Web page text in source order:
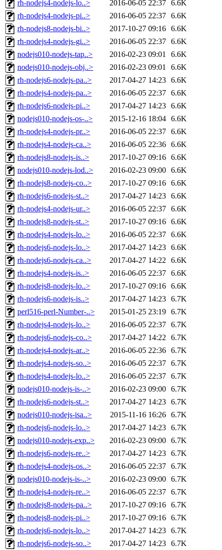
rh-nodejs4-nodejs-lo..> 2016-06-05 22:37 6.6K
rh-nodejs4-nodejs-pi..>
2016-06-05 22:37 6.6K
rh-nodejs8-nodejs-bi..>
2017-10-27 09:16 6.6K
rh-nodejs4-nodejs-gi..>
2016-06-05 22:37 6.6K
nodejs010-nodejs-tap..>
2016-02-23 09:01
6.6K
nodejs010-nodejs-obj..>
2016-02-23 09:01
6.6K
rh-nodejs6-nodejs-pa..>
2017-04-27 14:23 6.6K
rh-nodejs4-nodejs-pa..>
2016-06-05 22:37 6.6K
rh-nodejs6-nodejs-pi..>
2017-04-27 14:23 6.6K
nodejs010-nodejs-os-..>
2015-12-16 18:04 6.6K
rh-nodejs4-nodejs-pr..>
2016-06-05 22:37 6.6K
rh-nodejs4-nodejs-ca..>
2016-06-05 22:36 6.6K
rh-nodejs8-nodejs-is..>
2017-10-27 09:16 6.6K
nodejs010-nodejs-lod..>
2016-02-23 09:00 6.6K
rh-nodejs8-nodejs-co..>
2017-10-27 09:16 6.6K
rh-nodejs6-nodejs-st..>
2017-04-27 14:23 6.6K
rh-nodejs4-nodejs-ur..>
2016-06-05 22:37 6.6K
rh-nodejs8-nodejs-st..>
2017-10-27 09:16 6.6K
rh-nodejs4-nodejs-lo..>
2016-06-05 22:37 6.6K
rh-nodejs6-nodejs-lo..>
2017-04-27 14:23 6.6K
rh-nodejs6-nodejs-ca..>
2017-04-27 14:22 6.6K
rh-nodejs4-nodejs-is..>
2016-06-05 22:37 6.6K
rh-nodejs8-nodejs-lo..>
2017-10-27 09:16 6.6K
rh-nodejs6-nodejs-is..>
2017-04-27 14:23 6.7K
perl516-perl-Number-..>
2015-01-25 23:19 6.7K
rh-nodejs4-nodejs-lo..>
2016-06-05 22:37 6.7K
rh-nodejs6-nodejs-co..>
2017-04-27 14:22 6.7K
rh-nodejs4-nodejs-ar..>
2016-06-05 22:36 6.7K
rh-nodejs4-nodejs-so..>
2016-06-05 22:37 6.7K
rh-nodejs4-nodejs-lo..>
2016-06-05 22:37 6.7K
nodejs010-nodejs-is-..>
2016-02-23 09:00 6.7K
rh-nodejs6-nodejs-st..>
2017-04-27 14:23 6.7K
nodejs010-nodejs-isa..>
2015-11-16 16:26 6.7K
rh-nodejs6-nodejs-lo..>
2017-04-27 14:23 6.7K
nodejs010-nodejs-exp..>
2016-02-23 09:00 6.7K
rh-nodejs6-nodejs-re..>
2017-04-27 14:23 6.7K
rh-nodejs4-nodejs-os..>
2016-06-05 22:37 6.7K
nodejs010-nodejs-is-..>
2016-02-23 09:00 6.7K
rh-nodejs4-nodejs-re..>
2016-06-05 22:37 6.7K
rh-nodejs8-nodejs-pa..>
2017-10-27 09:16 6.7K
rh-nodejs8-nodejs-pi..>
2017-10-27 09:16 6.7K
rh-nodejs6-nodejs-lo..>
2017-04-27 14:23 6.7K
rh-nodejs6-nodejs-so..>
2017-04-27 14:23 6.7K